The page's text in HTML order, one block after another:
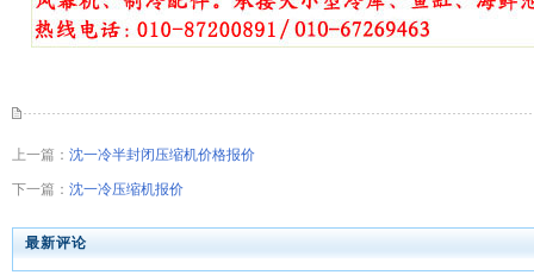
上一篇： 沈一冷半封闭压缩机价格报价
下一篇： 沈一冷压缩机报价
最新评论